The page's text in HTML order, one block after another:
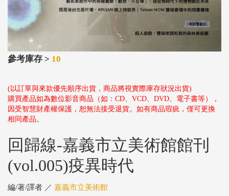
參考庫存 > 10
(以訂單與來款優先順序出貨，商品將視實際庫存狀況出貨)
購買產品如為數位影音商品（如：CD、VCD、DVD、電子書等），
因受智慧財產權保護，恕無法接受退貨。如有商品瑕疵，僅可更換
相同產品。
回歸線-嘉義市立美術館館刊
(vol.005)疫異時代
編/著/譯者 ／ 嘉義市立美術館